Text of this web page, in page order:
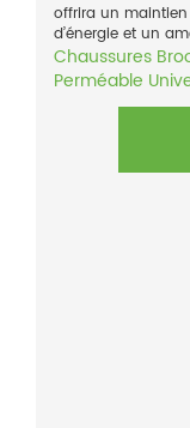
offrira un
d’énergie et un
Chaussures
Perméable